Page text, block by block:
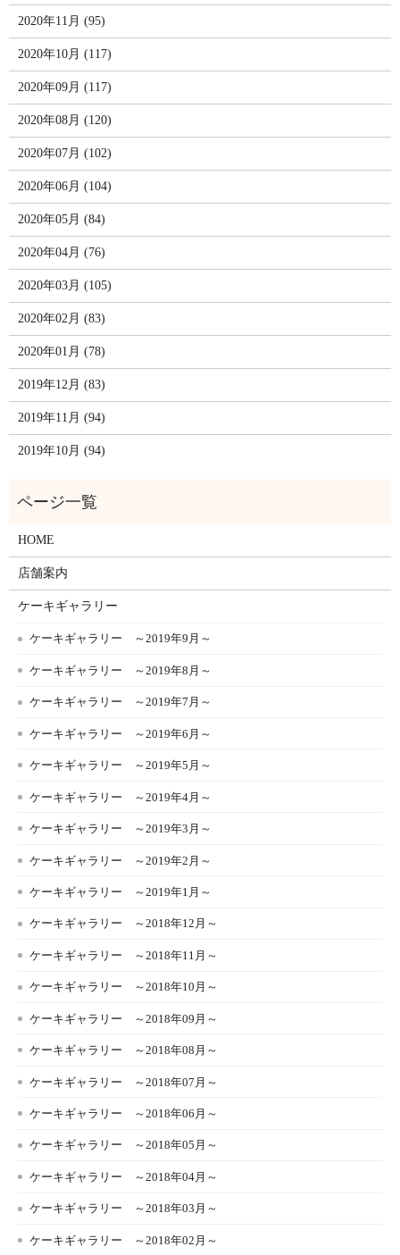
2020年11月 (95)
2020年10月 (117)
2020年09月 (117)
2020年08月 (120)
2020年07月 (102)
2020年06月 (104)
2020年05月 (84)
2020年04月 (76)
2020年03月 (105)
2020年02月 (83)
2020年01月 (78)
2019年12月 (83)
2019年11月 (94)
2019年10月 (94)
HOME
店舗案内
ケーキギャラリー
ケーキギャラリー ～2019年9月～
ケーキギャラリー ～2019年8月～
ケーキギャラリー ～2019年7月～
ケーキギャラリー ～2019年6月～
ケーキギャラリー ～2019年5月～
ケーキギャラリー ～2019年4月～
ケーキギャラリー ～2019年3月～
ケーキギャラリー ～2019年2月～
ケーキギャラリー ～2019年1月～
ケーキギャラリー ～2018年12月～
ケーキギャラリー ～2018年11月～
ケーキギャラリー ～2018年10月～
ケーキギャラリー ～2018年09月～
ケーキギャラリー ～2018年08月～
ケーキギャラリー ～2018年07月～
ケーキギャラリー ～2018年06月～
ケーキギャラリー ～2018年05月～
ケーキギャラリー ～2018年04月～
ケーキギャラリー ～2018年03月～
ケーキギャラリー ～2018年02月～